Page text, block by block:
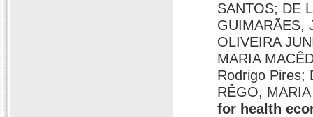
SANTOS; DE
GUIMARÃES,
OLIVEIRA
MARIA
Rodrigo Pires;
RÊGO,
for health